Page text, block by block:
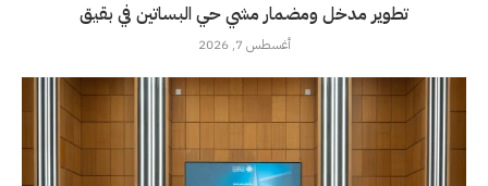
تطوير مدخل ومضمار مشي حي البساتين في بقيق
أغسطس 7, 2026